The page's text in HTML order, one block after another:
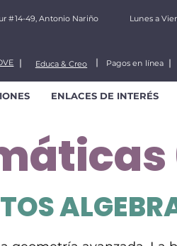
#14-49, Antonio Nariño Lunes a
Educa & Creo Pagos en línea
ENLACES DE INTERÉS